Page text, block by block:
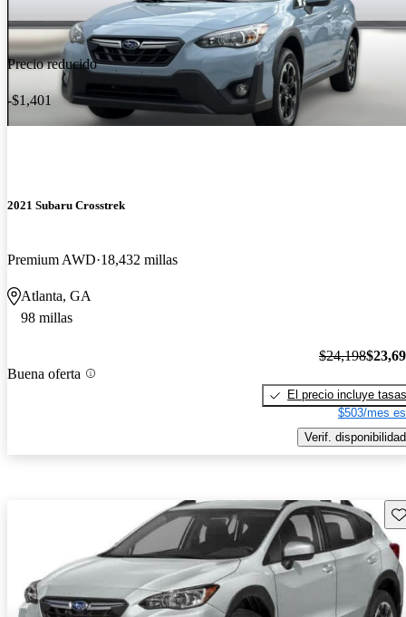
Precio reducido
-$1,401
2021 Subaru Crosstrek
Premium AWD 18,432 millas
Atlanta, GA
98 millas
Buena oferta
$24,198
El precio incluye tasas
$503/mes
Verif. disponibilidad